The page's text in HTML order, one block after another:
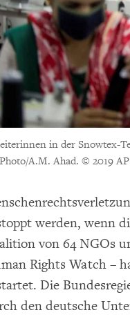
in der Snowtex-
A.M. Ahad. © 2019
werden, wenn
von 64 NGOs
Rights Watch –
Die
den deutsche